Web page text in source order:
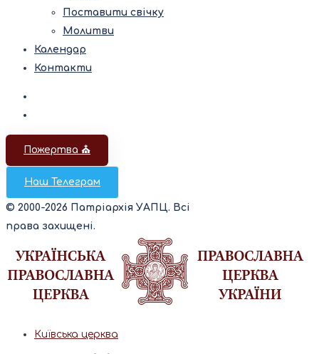
Поставити свічку
Молитви
Календар
Контакти
Пожертва ⛪️
Наш Телеграм
© 2000-2026 Патріархія УАПЦ. Всі
права захищені.
Київська церква